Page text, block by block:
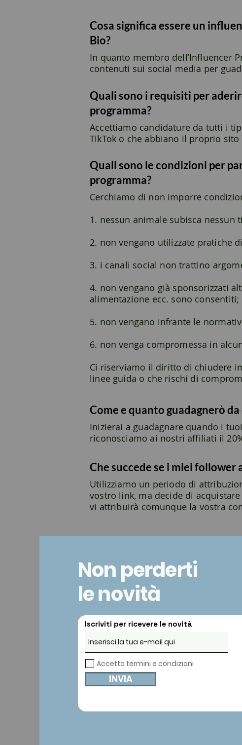
Cosa significa essere un
Bio?
In quanto membro dell’Influencer
contenuti sui social media per
Quali sono i requisiti per
programma?
Accettiamo candidature da tutti i
TikTok o che abbiano il proprio
Quali sono le condizioni per
programma?
Cerchiamo di non imporre
1. nessun animale subisca
2. non vengano utilizzate pratiche
3. i canali social non trattino
4. non vengano già sponsorizzati
alimentazione ecc. sono consentiti;
5. non vengano infrante le
6. non venga compromessa in
Ci riserviamo il diritto di chiudere
linee guida o che rischi di
Come e quanto guadagnerò
Inizierai a guadagnare quando i
riconosciamo ai nostri affiliati il
Che succede se i miei
Utilizziamo un periodo di
vostro link, ma decide di
vi attribuirà comunque la vostra
Non perderti
le novità
Iscriviti per ricevere le novità
Accetto termini e condizioni
INVIA